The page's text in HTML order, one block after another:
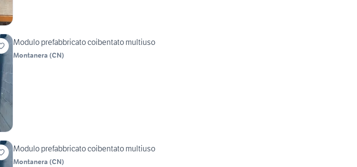
Modulo prefabbricato coibentato multiuso
Montanera (CN)
Modulo prefabbricato coibentato multiuso
Montanera (CN)